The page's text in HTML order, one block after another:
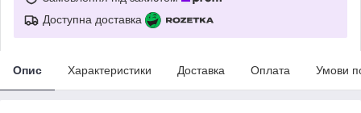
Доступна доставка
Опис Характеристики Доставка Оплата Умови